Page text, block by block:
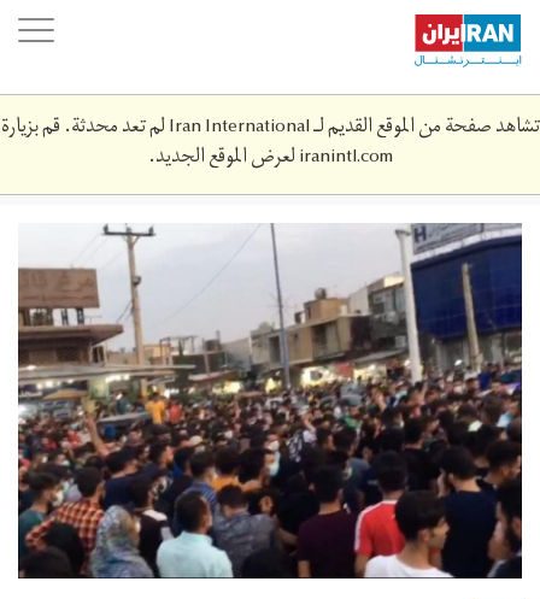
Skip
main
content
تشاهد صفحة من الموقع القديم لـ Iran International لم تعد محدثة. قم بزيارة
iranintl.comلعرض الموقع الجديد.
photo_2021-
07-
21_15-
03-
16.jpg